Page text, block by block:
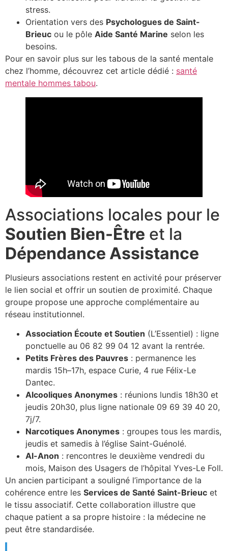
stress.
Orientation vers des Psychologues de Saint-
Brieuc ou le pôle Aide Santé Marine selon les
besoins.
Pour en savoir plus sur les tabous de la santé mentale
chez l’homme, découvrez cet article dédié : santé
mentale hommes tabou.
Associations locales pour le
Soutien Bien-Être et la
Dépendance Assistance
Plusieurs associations restent en activité pour préserver
le lien social et offrir un soutien de proximité. Chaque
groupe propose une approche complémentaire au
réseau institutionnel.
Association Écoute et Soutien (L’Essentiel) : ligne
ponctuelle au 06 82 99 04 12 avant la rentrée.
Petits Frères des Pauvres : permanence les
mardis 15h–17h, espace Curie, 4 rue Félix-Le
Dantec.
Alcooliques Anonymes : réunions lundis 18h30 et
jeudis 20h30, plus ligne nationale 09 69 39 40 20,
7j/7.
Narcotiques Anonymes : groupes tous les mardis,
jeudis et samedis à l’église Saint-Guénolé.
Al-Anon : rencontres le deuxième vendredi du
mois, Maison des Usagers de l’hôpital Yves-Le Foll.
Un ancien participant a souligné l’importance de la
cohérence entre les Services de Santé Saint-Brieuc et
le tissu associatif. Cette collaboration illustre que
chaque patient a sa propre histoire : la médecine ne
peut être standardisée.